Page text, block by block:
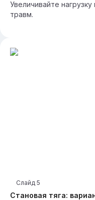
Увеличивайте
травм.
Становая тяга:
Слайд 5